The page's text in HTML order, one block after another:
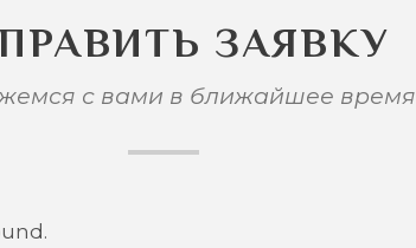
ЗАЯВКУ
с вами в ближайшее время